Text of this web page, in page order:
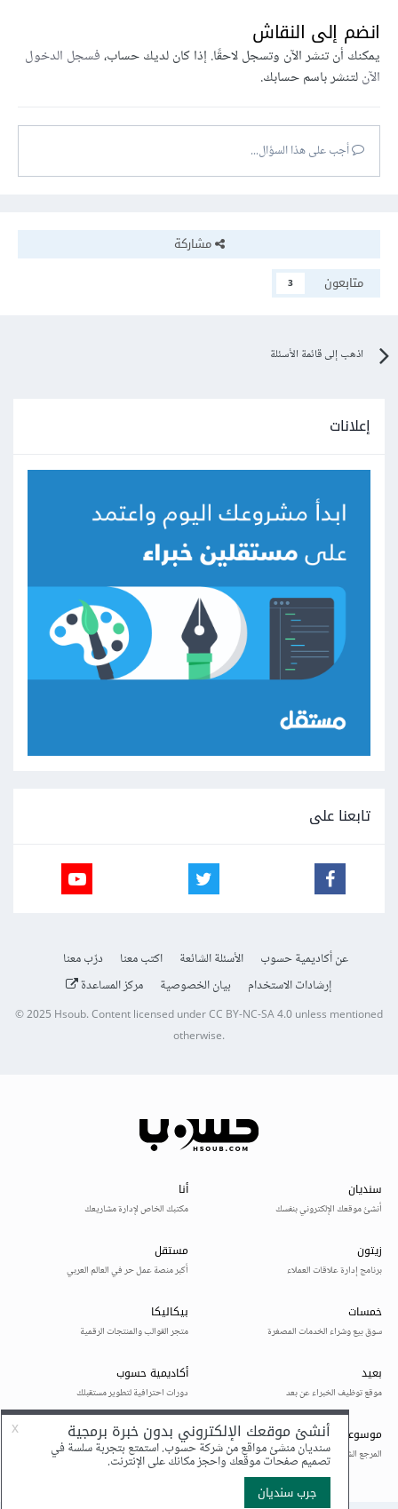
انضم إلى النقاش
يمكنك أن تنشر الآن وتسجل لاحقًا. إذا كان لديك حساب،فسجل الدخول
الآنلتنشر باسم حسابك.
أجب على هذا السؤال...
مشاركة
متابعون
3
اذهب إلى قائمة الأسئلة
إعلانات
تابعنا على
عن أكاديمية حسوب الأسئلة الشائعة اكتب معنا
درّب معنا
إرشادات الاستخدام
بيان الخصوصية مركز المساعدة
© 2025Hsoub.Content licensed underCC BY-NC-SA 4.0unless mentioned
otherwise.